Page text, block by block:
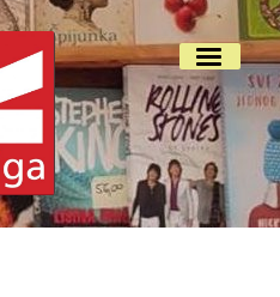
Izbornik